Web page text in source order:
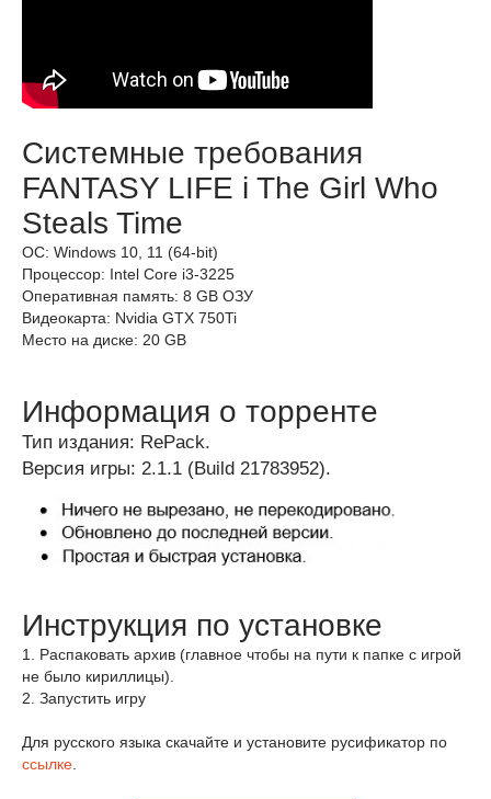
Системные требования
FANTASY LIFE i The Girl Who
Steals Time
ОС: Windows 10, 11 (64-bit)
Процессор: Intel Core i3-3225
Оперативная память: 8 GB ОЗУ
Видеокарта: Nvidia GTX 750Ti
Место на диске: 20 GB
Информация о торренте
Тип издания: RePack.
Версия игры: 2.1.1 (Build 21783952).
Инструкция по установке
1. Распаковать архив (главное чтобы на пути к папке с игрой
не было кириллицы).
2. Запустить игру
Для русского языка скачайте и установите русификатор по
ссылке.